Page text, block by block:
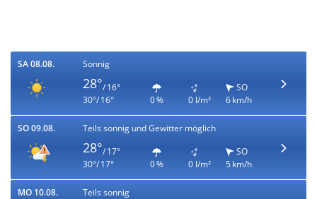
SA 08.08. Sonnig
28°/ 16°
30°/ 16°
0 % 0 l/m²
SO
6 km/h
SO 09.08. Teils sonnig und Gewitter möglich
28°/ 17°
30°/ 17°
0 % 0 l/m²
SO
5 km/h
MO 10.08. Teils sonnig